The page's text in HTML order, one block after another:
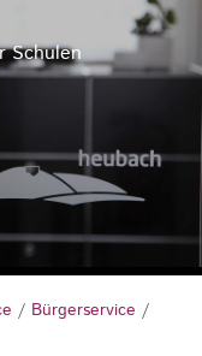
Schulen
/ Bürgerservice /